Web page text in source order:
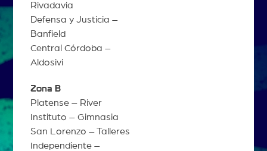
Rivadavia
Defensa y Justicia –
Banfield
Central Córdoba –
Aldosivi
Zona B
Platense – River
Instituto – Gimnasia
San Lorenzo – Talleres
Independiente –